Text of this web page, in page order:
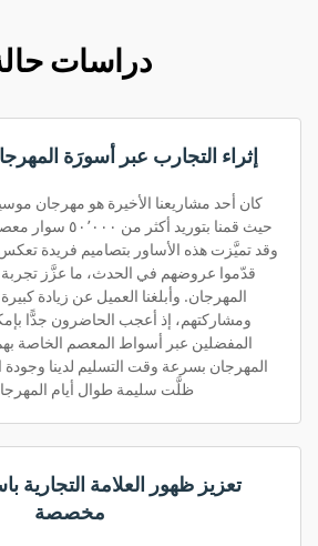
دراسات
إثراء التجارب عبر أسورَة
كان أحد مشاريعنا الأخيرة هو مهرجان
حيث قمنا بتوريد
وقد تميَّزت هذه الأساور بتصاميم فريدة
قدّموا عروضهم في الحدث، ما عزَّز
المهرجان. وأبلغنا العميل عن زيادة
ومشاركتهم، إذ أعجب الحاضرون جدًّا
المفضلين عبر أسواط المعصم الخاصة
المهرجان بسرعة وقت التسليم لدينا وجودة
ظلَّت سليمة طوال أيام المهرجان
تعزيز ظهور العلامة التجارية
مخصصة